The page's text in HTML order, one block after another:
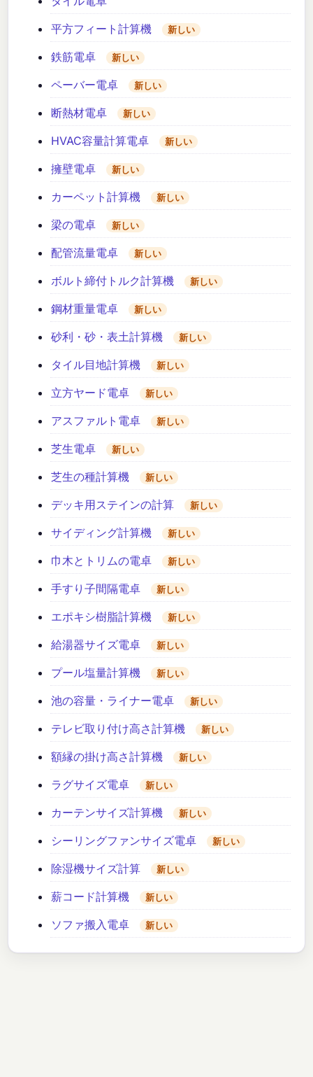
平方フィート計算機
新しい
鉄筋電卓 新しい
ペーバー電卓 新しい
断熱材電卓 新しい
HVAC容量計算電卓 新しい
擁壁電卓 新しい
カーペット計算機 新しい
梁の電卓 新しい
配管流量電卓 新しい
ボルト締付トルク計算機 新しい
鋼材重量電卓 新しい
砂利・砂・表土計算機 新しい
タイル目地計算機 新しい
立方ヤード電卓 新しい
アスファルト電卓 新しい
芝生電卓 新しい
芝生の種計算機 新しい
デッキ用ステインの計算 新しい
サイディング計算機 新しい
巾木とトリムの電卓 新しい
手すり子間隔電卓 新しい
エポキシ樹脂計算機 新しい
給湯器サイズ電卓 新しい
プール塩量計算機 新しい
池の容量・ライナー電卓 新しい
テレビ取り付け高さ計算機 新しい
額縁の掛け高さ計算機 新しい
ラグサイズ電卓 新しい
カーテンサイズ計算機 新しい
シーリングファンサイズ電卓 新しい
除湿機サイズ計算 新しい
薪コード計算機 新しい
ソファ搬入電卓 新しい